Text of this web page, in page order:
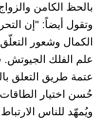
بالحظ الكامن
وتقول أيضاً: "إن
الكمال وشعور
علم الفلك الجيوتش.
عتمة طريق التعلق
حُسن اختيار الطاقات
ويُمهّد للناس